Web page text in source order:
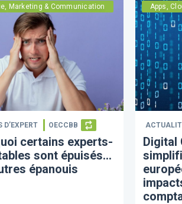
Marketing & Communication
D’EXPERT OECCBB
certains experts-
sont épuisés…
épanouis
Apps,
Digital